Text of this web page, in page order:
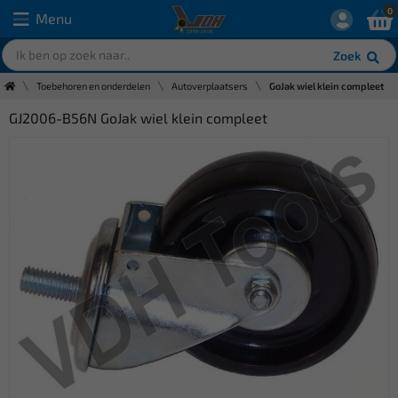
Menu
Zoek
0
Toebehoren en onderdelen Autoverplaatsers GoJak wiel klein compleet
GJ2006-B56N GoJak wiel klein compleet